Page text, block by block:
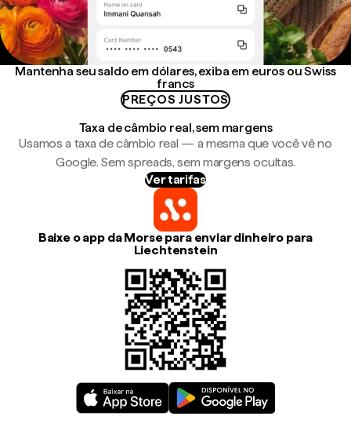
Mantenha seu saldo em dólares, exiba em euros ou Swiss
francs
PREÇOS JUSTOS
Taxa de câmbio real, sem margens
Usamos a taxa de câmbio real — a mesma que você vê no
Google. Sem spreads, sem margens ocultas.
Ver tarifas
Baixe o app da Morse para enviar dinheiro para
Liechtenstein